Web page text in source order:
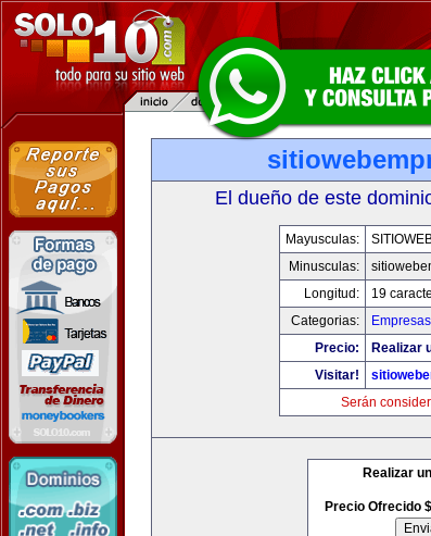
El dueño de este
Mayusculas:
Minusculas:
Longitud:
19
Categorias:
Precio:
Realizar
Visitar!
Serán
Realizar
Precio Ofrecido $